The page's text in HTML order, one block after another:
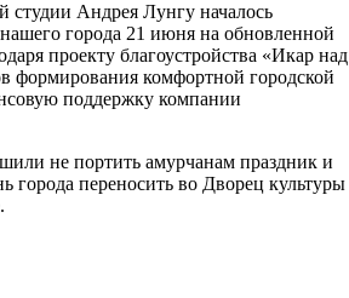
Андрея Лунгу началось
города 21 июня на обновленной
проекту благоустройства «Икар над
формирования комфортной городской
поддержку компании
не портить амурчанам праздник и
города переносить во Дворец культуры